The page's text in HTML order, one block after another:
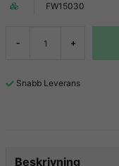
FW15030
- +
Snabb Leverans
Beskrivning